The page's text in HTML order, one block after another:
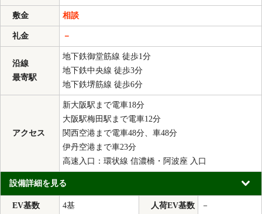
敷金 相談
礼金 －
沿線
最寄駅
地下鉄御堂筋線 徒歩1分
地下鉄中央線 徒歩3分
地下鉄堺筋線 徒歩6分
アクセス
新大阪駅まで電車18分
大阪駅梅田駅まで電車12分
関西空港まで電車48分、車48分
伊丹空港まで車23分
高速入口：環状線 信濃橋・阿波座 入口
設備詳細を見る
EV基数 4基 人荷EV基数 －